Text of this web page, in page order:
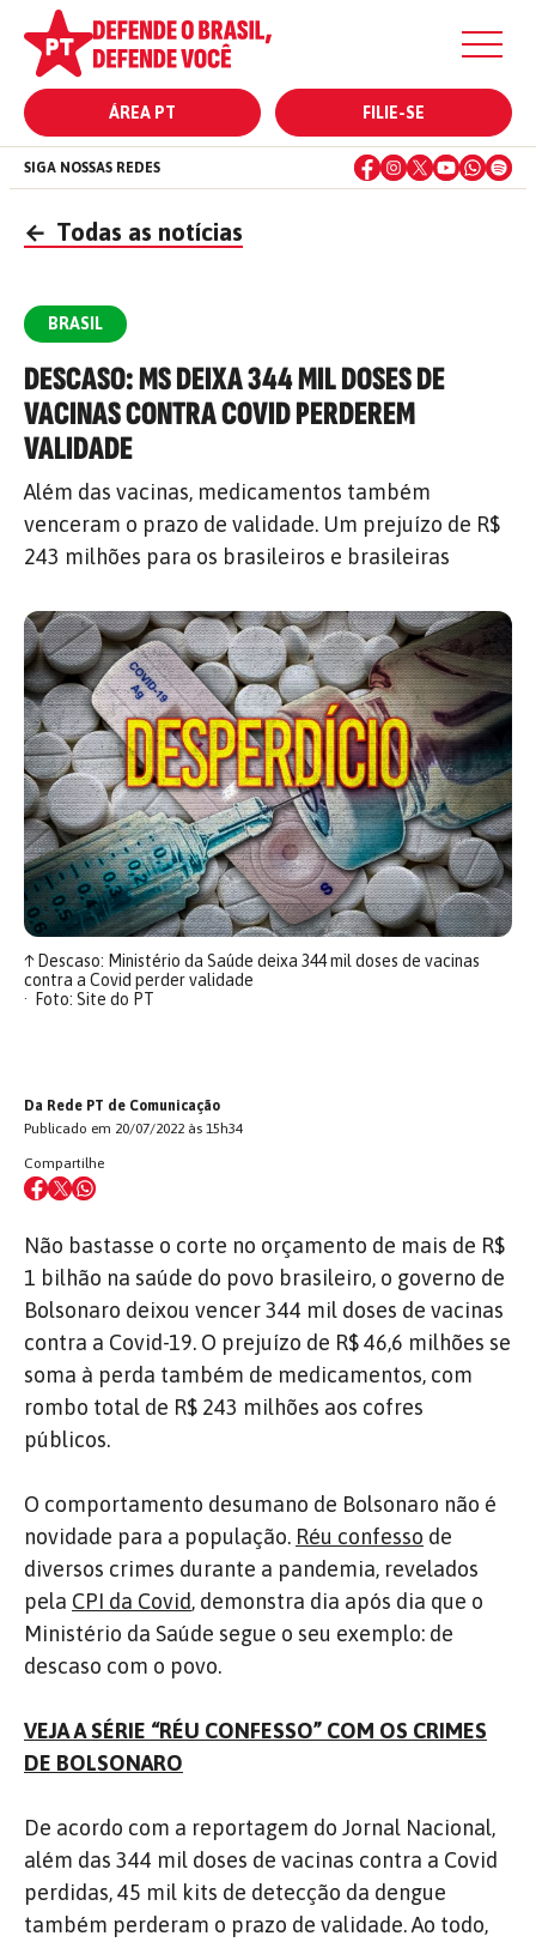
ÁREA PT FILIE-SE
SIGA NOSSAS REDES
← Todas as notícias
BRASIL
DESCASO: MS DEIXA 344 MIL DOSES DE
VACINAS CONTRA COVID PERDEREM
VALIDADE
Além das vacinas, medicamentos também
venceram o prazo de validade. Um prejuízo de R$
243 milhões para os brasileiros e brasileiras
↑Descaso: Ministério da Saúde deixa 344 mil doses de vacinas
contra a Covid perder validade
Foto: Site do PT
Da Rede PT de Comunicação
Publicado em 20/07/2022 às 15h34
Compartilhe
Não bastasse o corte no orçamento de mais de R$
1 bilhão na saúde do povo brasileiro, o governo de
Bolsonaro deixou vencer 344 mil doses de vacinas
contra a Covid-19. O prejuízo de R$ 46,6 milhões se
soma à perda também de medicamentos, com
rombo total de R$ 243 milhões aos cofres
públicos.
O comportamento desumano de Bolsonaro não é
novidade para a população. Réu confesso de
diversos crimes durante a pandemia, revelados
pela CPI da Covid, demonstra dia após dia que o
Ministério da Saúde segue o seu exemplo: de
descaso com o povo.
VEJA A SÉRIE “RÉU CONFESSO” COM OS CRIMES
DE BOLSONARO
De acordo com a reportagem do Jornal Nacional,
além das 344 mil doses de vacinas contra a Covid
perdidas, 45 mil kits de detecção da dengue
também perderam o prazo de validade. Ao todo,